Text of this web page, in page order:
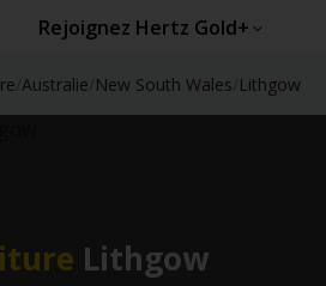
Rejoignez Hertz Gold+
Australie New South Wales Lithgow
Lithgow